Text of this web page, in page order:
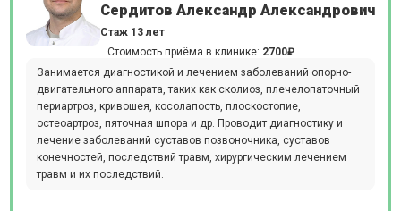
Сердитов Александр Александрович
Стаж 13 лет
Стоимость приёма в клинике: 2700₽
Занимается диагностикой и лечением заболеваний опорно-
двигательного аппарата, таких как сколиоз, плечелопаточный
периартроз, кривошея, косолапость, плоскостопие,
остеоартроз, пяточная шпора и др. Проводит диагностику и
лечение заболеваний суставов позвоночника, суставов
конечностей, последствий травм, хирургическим лечением
травм и их последствий.